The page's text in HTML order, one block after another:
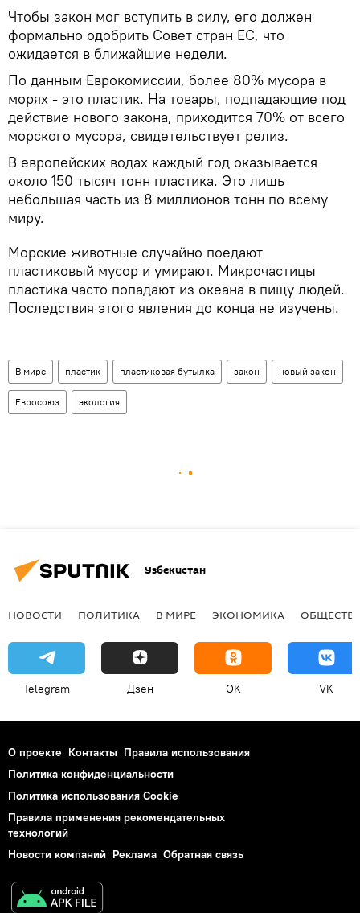
Чтобы закон мог вступить в силу, его должен
формально одобрить Совет стран ЕС, что
ожидается в ближайшие недели.
По данным Еврокомиссии, более 80% мусора в
морях - это пластик. На товары, подпадающие под
действие нового закона, приходится 70% от всего
морского мусора, свидетельствует релиз.
В европейских водах каждый год оказывается
около 150 тысяч тонн пластика. Это лишь
небольшая часть из 8 миллионов тонн по всему
миру.
Морские животные случайно поедают
пластиковый мусор и умирают. Микрочастицы
пластика часто попадают из океана в пищу людей.
Последствия этого явления до конца не изучены.
В мире пластик пластиковая бутылка закон новый закон
Евросоюз экология
Узбекистан
НОВОСТИ ПОЛИТИКА В МИРЕ ЭКОНОМИКА
Telegram Дзен OK VK
О проекте Контакты Правила использования
Политика конфиденциальности
Политика использования Cookie
Правила применения рекомендательных
технологий
Новости компаний Реклама Обратная связь